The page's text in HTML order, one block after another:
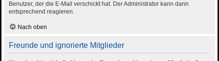
Benutzer, der die E-Mail verschickt hat. Der Administrator kann dann
entsprechend reagieren.
Nach oben
Freunde und ignorierte Mitglieder